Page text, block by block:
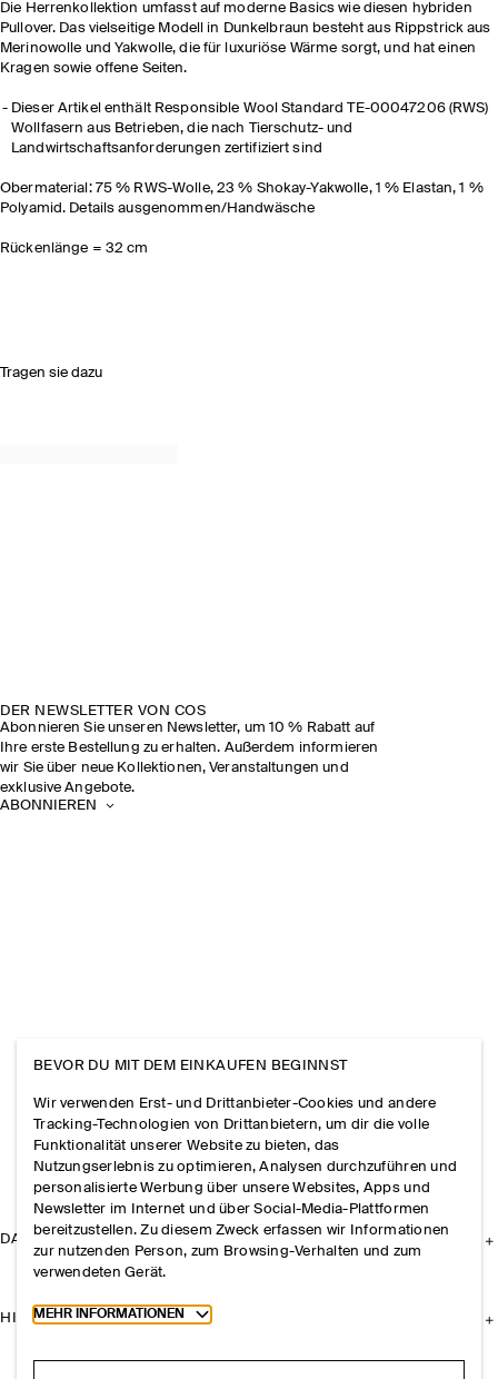
Die Herrenkollektion umfasst auf moderne Basics wie diesen hybriden
Pullover. Das vielseitige Modell in Dunkelbraun besteht aus Rippstrick aus
Merinowolle und Yakwolle, die für luxuriöse Wärme sorgt, und hat einen
Kragen sowie offene Seiten.
Dieser Artikel enthält Responsible Wool Standard TE-00047206 (RWS)
Wollfasern aus Betrieben, die nach Tierschutz- und
Landwirtschaftsanforderungen zertifiziert sind
Obermaterial: 75 % RWS-Wolle, 23 % Shokay-Yakwolle, 1 % Elastan, 1 %
Polyamid. Details ausgenommen/Handwäsche
Rückenlänge = 32 cm
Tragen sie dazu
DER NEWSLETTER VON COS
Abonnieren Sie unseren Newsletter, um 10 % Rabatt auf
Ihre erste Bestellung zu erhalten. Außerdem informieren
wir Sie über neue Kollektionen, Veranstaltungen und
exklusive Angebote.
ABONNIEREN
DAS UNTERNEHMEN
HILFE
BEVOR DU MIT DEM EINKAUFEN BEGINNST
Wir verwenden Erst- und Drittanbieter-Cookies und andere
Tracking-Technologien von Drittanbietern, um dir die volle
Funktionalität unserer Website zu bieten, das
Nutzungserlebnis zu optimieren, Analysen durchzuführen und
personalisierte Werbung über unsere Websites, Apps und
Newsletter im Internet und über Social-Media-Plattformen
bereitzustellen. Zu diesem Zweck erfassen wir Informationen
zur nutzenden Person, zum Browsing-Verhalten und zum
verwendeten Gerät.
Toggle more cookie information
MEHR INFORMATIONEN